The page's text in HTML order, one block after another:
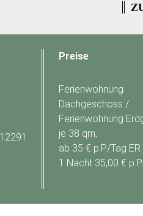
Preise
Ferienwohnung
Dachgeschoss /
Ferienwohnung
je 38 qm,
ab 35 € p.P./Tag
1 Nacht 35,00 € p.P.